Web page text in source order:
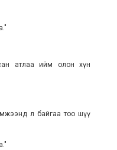
атлаа ийм олон хүн
л байгаа тоо шүү